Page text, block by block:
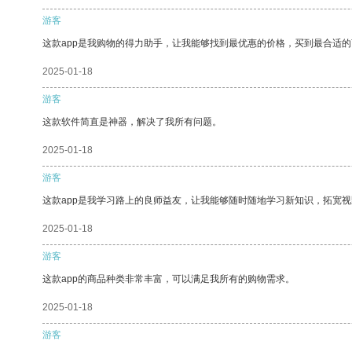
游客
这款app是我购物的得力助手，让我能够找到最优惠的价格，买到最合适的
2025-01-18
游客
这款软件简直是神器，解决了我所有问题。
2025-01-18
游客
这款app是我学习路上的良师益友，让我能够随时随地学习新知识，拓宽视
2025-01-18
游客
这款app的商品种类非常丰富，可以满足我所有的购物需求。
2025-01-18
游客